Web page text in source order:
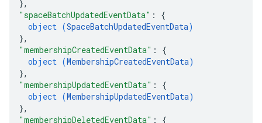
},
"spaceBatchUpdatedEventData" : {
object (SpaceBatchUpdatedEventData)
},
"membershipCreatedEventData" : {
object (MembershipCreatedEventData)
},
"membershipUpdatedEventData" : {
object (MembershipUpdatedEventData)
},
"membershipDeletedEventData" : {